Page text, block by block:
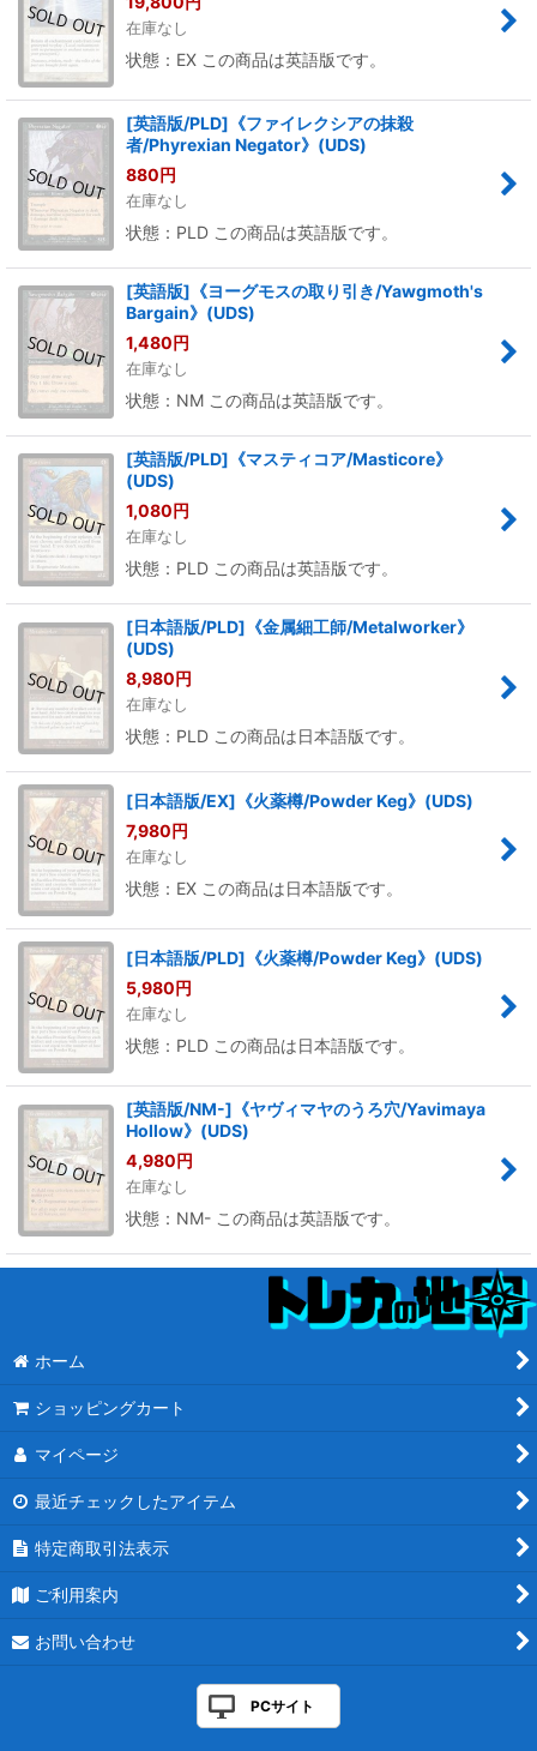
在庫なし
状態：EX この商品は英語版です。
[英語版/PLD]《ファイレクシアの抹殺
者/Phyrexian Negator》(UDS)
880円
在庫なし
状態：PLD この商品は英語版です。
[英語版]《ヨーグモスの取り引き/Yawgmoth's
Bargain》(UDS)
1,480円
在庫なし
状態：NM この商品は英語版です。
[英語版/PLD]《マスティコア/Masticore》
(UDS)
1,080円
在庫なし
状態：PLD この商品は英語版です。
[日本語版/PLD]《金属細工師/Metalworker》
(UDS)
8,980円
在庫なし
状態：PLD この商品は日本語版です。
[日本語版/EX]《火薬樽/Powder Keg》(UDS)
7,980円
在庫なし
状態：EX この商品は日本語版です。
[日本語版/PLD]《火薬樽/Powder Keg》(UDS)
5,980円
在庫なし
状態：PLD この商品は日本語版です。
[英語版/NM-]《ヤヴィマヤのうろ穴/Yavimaya
Hollow》(UDS)
4,980円
在庫なし
状態：NM- この商品は英語版です。
ホーム
ショッピングカート
マイページ
最近チェックしたアイテム
特定商取引法表示
ご利用案内
お問い合わせ
PCサイト